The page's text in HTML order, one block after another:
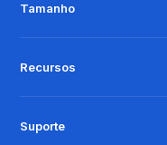
Tamanho
Recursos
Suporte